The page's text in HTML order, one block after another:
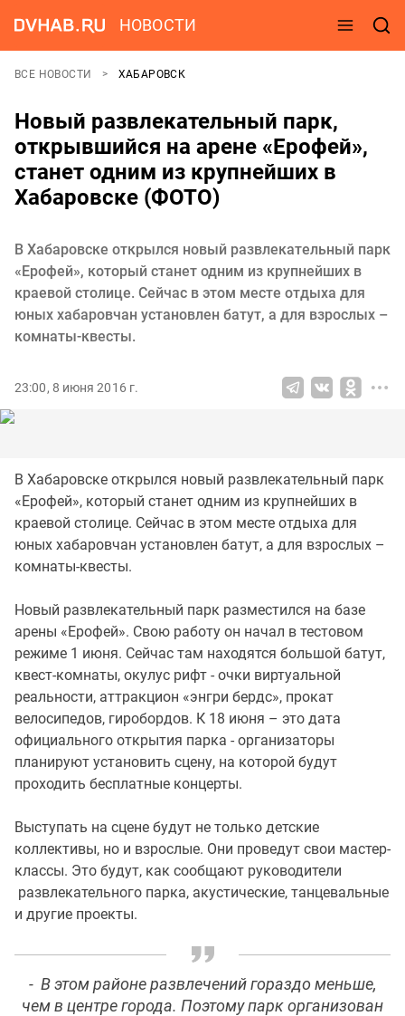
НОВОСТИ
ВСЕ НОВОСТИ ХАБАРОВСК
Новый развлекательный парк,
открывшийся на арене «Ерофей»,
станет одним из крупнейших в
Хабаровске (ФОТО)
В Хабаровске открылся новый развлекательный парк
«Ерофей», который станет одним из крупнейших в
краевой столице. Сейчас в этом месте отдыха для
юных хабаровчан установлен батут, а для взрослых –
комнаты-квесты.
23:00, 8 июня 2016 г.
В Хабаровске открылся новый развлекательный парк
«Ерофей», который станет одним из крупнейших в
краевой столице. Сейчас в этом месте отдыха для
юных хабаровчан установлен батут, а для взрослых –
комнаты-квесты.
Новый развлекательный парк разместился на базе
арены «Ерофей». Свою работу он начал в тестовом
режиме 1 июня. Сейчас там находятся большой батут,
квест-комнаты, окулус рифт - очки виртуальной
реальности, аттракцион «энгри бердс», прокат
велосипедов, гиробордов. К 18 июня – это дата
официального открытия парка - организаторы
планируют установить сцену, на которой будут
проходить бесплатные концерты.
Выступать на сцене будут не только детские
коллективы, но и взрослые. Они проведут свои мастер-
классы. Это будут, как сообщают руководители
развлекательного парка, акустические, танцевальные
и другие проекты.
- В этом районе развлечений гораздо меньше,
чем в центре города. Поэтому парк организован